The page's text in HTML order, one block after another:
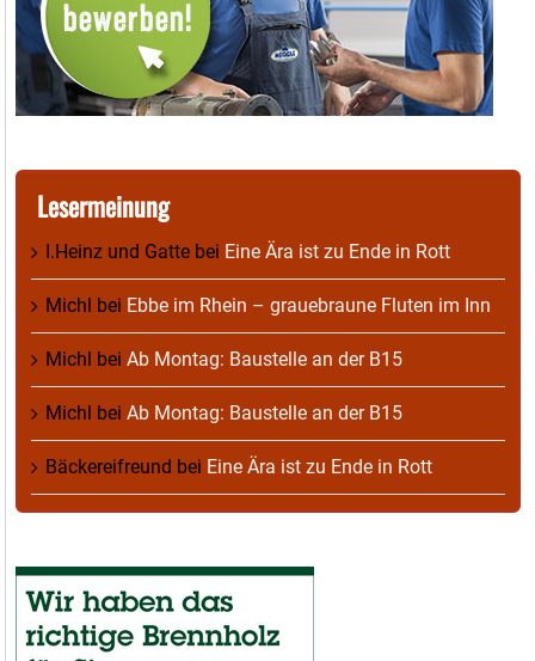
Lesermeinung
I.Heinz und Gatte bei Eine Ära ist zu Ende in Rott
Michl bei Ebbe im Rhein – grauebraune Fluten im Inn
Michl bei Ab Montag: Baustelle an der B15
Michl bei Ab Montag: Baustelle an der B15
Bäckereifreund bei Eine Ära ist zu Ende in Rott